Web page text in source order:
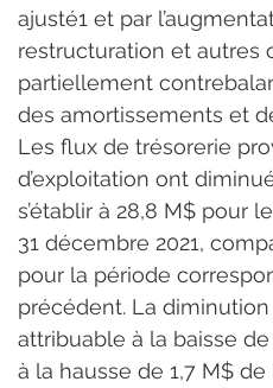
ajusté1 et par
restructuration et autres
partiellement
des amortissements et
Les flux de trésorerie
d’exploitation ont
s’établir à 28,8 M$ pour
31 décembre 2021,
pour la période
précédent. La
attribuable à la baisse de
à la hausse de 1,7 M$